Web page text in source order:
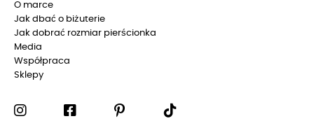
O marce
Jak dbać o biżuterie
Jak dobrać rozmiar pierścionka
Media
Współpraca
Sklepy